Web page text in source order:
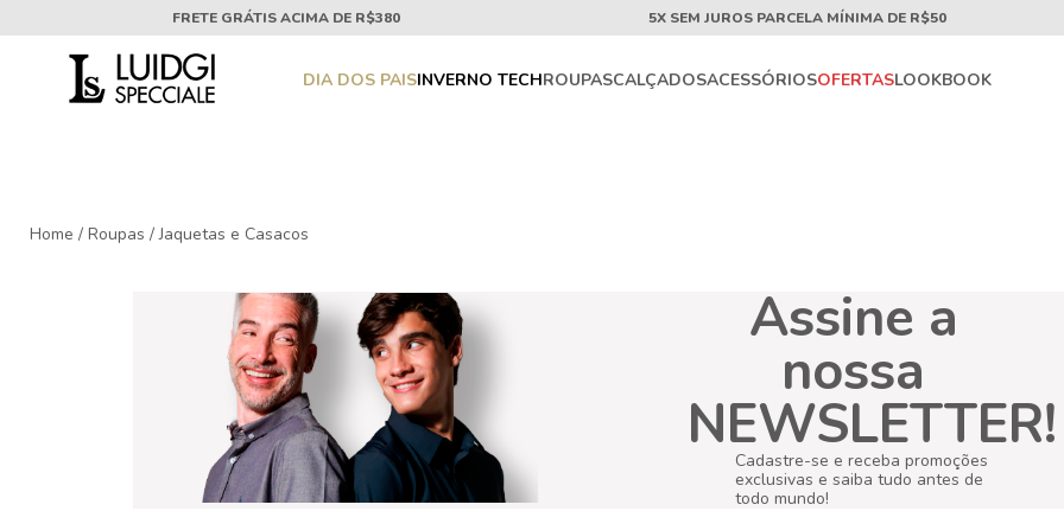
FRETE GRÁTIS ACIMA DE R$380 5X SEM JUROS PARCELA MÍNIMA DE R$50
DIA DOS PAISINVERNO TECHROUPASCALÇADOSACESSÓRIOSOFERTASLOOKBOOK
Home / Roupas /Jaquetas e Casacos
Assine a
nossa
NEWSLETTER!
Cadastre-se e receba promoções
exclusivas e saiba tudo antes de
todo mundo!